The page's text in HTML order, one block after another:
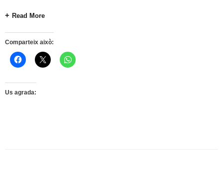
Read More
Comparteix això:
Us agrada: